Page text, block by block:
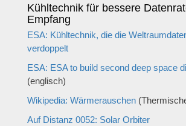
Kühltechnik für bessere
Empfang
ESA: Kühltechnik, die die
verdoppelt
ESA: ESA to build second deep space
(englisch)
Wikipedia: Wärmerauschen
Auf Distanz 0052: Solar Orbiter